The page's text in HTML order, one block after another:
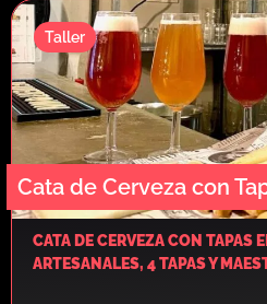
Cata de Cerveza con
Taller
CATA DE CERVEZA CON TAPAS
ARTESANALES, 4 TAPAS Y